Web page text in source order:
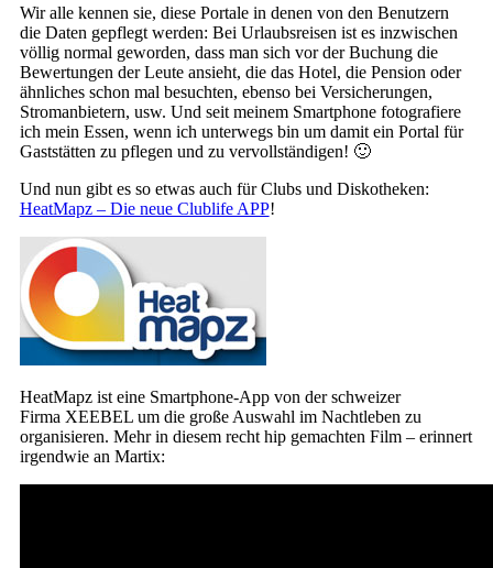
Wir alle kennen sie, diese Portale in denen von den Benutzern
die Daten gepflegt werden: Bei Urlaubsreisen ist es inzwischen
völlig normal geworden, dass man sich vor der Buchung die
Bewertungen der Leute ansieht, die das Hotel, die Pension oder
ähnliches schon mal besuchten, ebenso bei Versicherungen,
Stromanbietern, usw. Und seit meinem Smartphone fotografiere
ich mein Essen, wenn ich unterwegs bin um damit ein Portal für
Gaststätten zu pflegen und zu vervollständigen! 🙂
Und nun gibt es so etwas auch für Clubs und Diskotheken:
HeatMapz – Die neue Clublife APP!
HeatMapz ist eine Smartphone-App von der schweizer
Firma XEEBEL um die große Auswahl im Nachtleben zu
organisieren. Mehr in diesem recht hip gemachten Film – erinnert
irgendwie an Martix: